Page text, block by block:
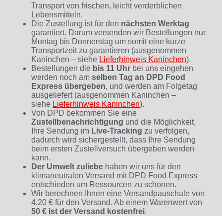
Transport von frischen, leicht verderblichen
Lebensmitteln.
Die Zustellung ist für den nächsten Werktag
garantiert. Darum versenden wir Bestellungen nur
Montag bis Donnerstag um somit eine kurze
Transportzeit zu garantieren (ausgenommen
Kaninchen – siehe Lieferhinweis Kaninchen).
Bestellungen die bis 11 Uhr bei uns eingehen
werden noch am selben Tag an DPD Food
Express übergeben, und werden am Folgetag
ausgeliefert (ausgenommen Kaninchen –
siehe Lieferhinweis Kaninchen).
Von DPD bekommen Sie eine
Zustellbenachrichtigung und die Möglichkeit,
Ihre Sendung im Live-Tracking zu verfolgen,
dadurch wird sichergestellt, dass Ihre Sendung
beim ersten Zustellversuch übergeben werden
kann.
Der Umwelt zuliebe haben wir uns für den
klimaneutralen Versand mit DPD Food Express
entschieden um Ressourcen zu schonen.
Wir berechnen Ihnen eine Versandpauschale von
4,20 € für den Versand. Ab einem Warenwert von
50 € ist der Versand kostenfrei.